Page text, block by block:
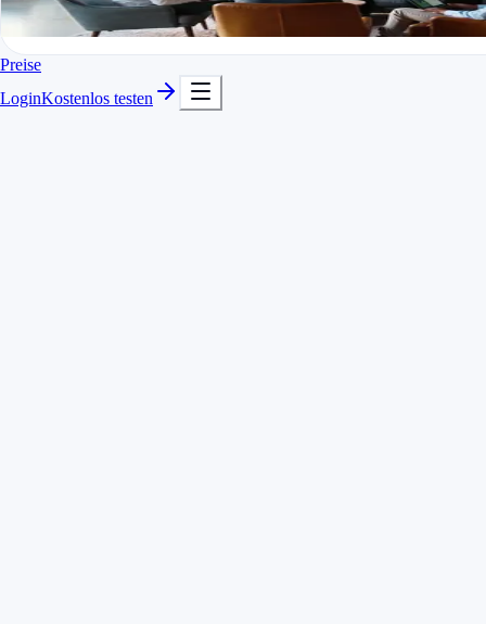
In Minuten startklar
Kostenlos testen
Preise
LoginKostenlos testen